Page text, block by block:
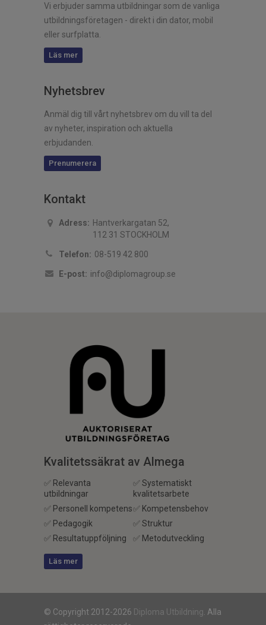
Vi erbjuder samma utbildningar som de vanliga
utbildningsföretagen - direkt i din dator, mobil
eller surfplatta.
Läs mer
Nyhetsbrev
Anmäl dig till vårt nyhetsbrev om du vill ta del
av nyheter, inspiration och aktuella
erbjudanden.
Prenumerera
Kontakt
Adress: Hantverkargatan 52,
112 31 STOCKHOLM
Telefon: 08-519 42 800
E-post: info@diplomagroup.se
Kvalitetssäkrat av Almega
✅ Relevanta
utbildningar
✅ Personell kompetens
✅ Pedagogik
✅ Resultatuppföljning
✅ Systematiskt
kvalitetsarbete
✅ Kompetensbehov
✅ Struktur
✅ Metodutveckling
Läs mer
© Copyright 2012-2026 Diploma Utbildning. Alla